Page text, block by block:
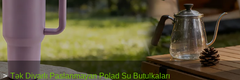
Tək Divarlı Paslanmayan Polad Su Butulkaları